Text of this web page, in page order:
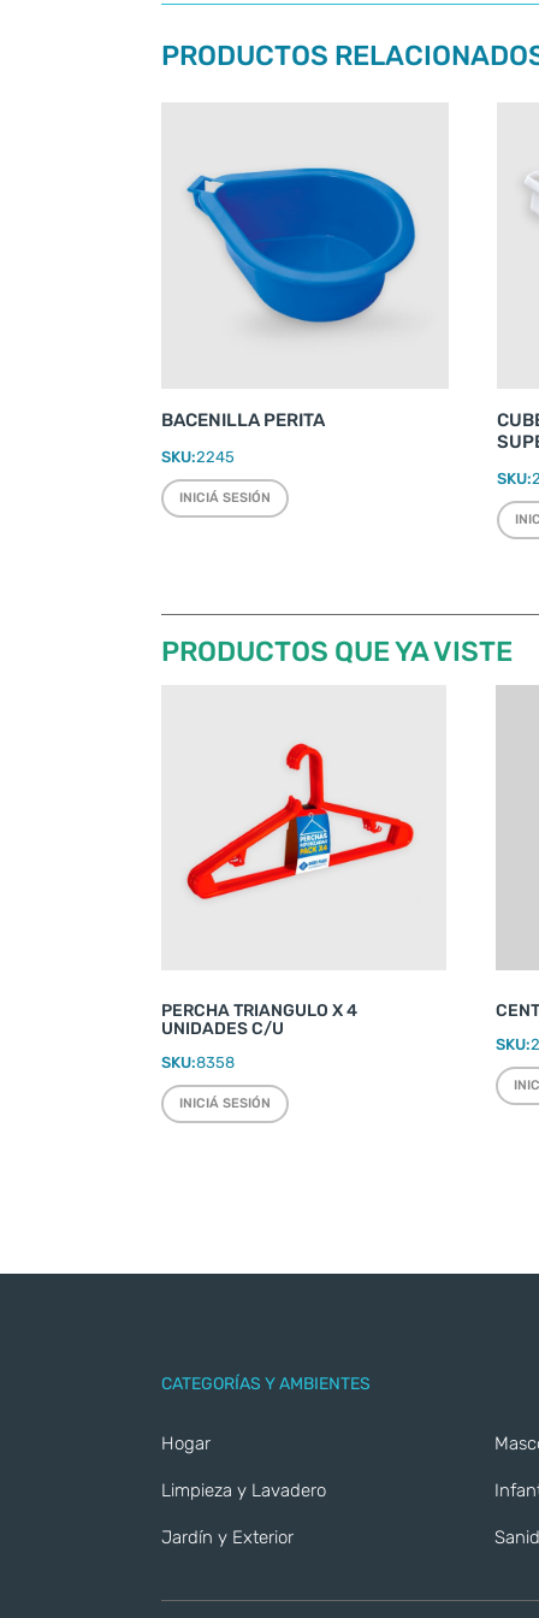
PRODUCTOS
BACENILLA PERITA
SKU:2245
INICIÁ SESIÓN
SKU:
PRODUCTOS QUE YA VISTE
PERCHA TRIANGULO X 4
UNIDADES C/U
SKU:8358
INICIÁ SESIÓN
SKU:
CATEGORÍAS Y AMBIENTES
Hogar
Limpieza y Lavadero
Jardín y Exterior